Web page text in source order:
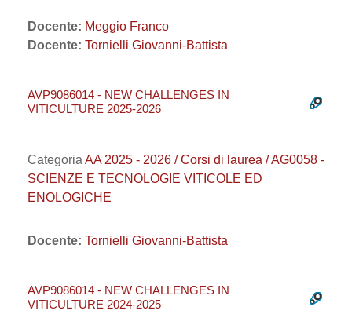
Docente: Meggio Franco
Docente: Tornielli Giovanni-Battista
AVP9086014 - NEW CHALLENGES IN
VITICULTURE 2025-2026
Categoria AA 2025 - 2026 / Corsi di laurea / AG0058 -
SCIENZE E TECNOLOGIE VITICOLE ED
ENOLOGICHE
Docente: Tornielli Giovanni-Battista
AVP9086014 - NEW CHALLENGES IN
VITICULTURE 2024-2025